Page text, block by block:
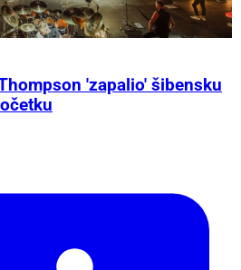
'zapalio' šibensku